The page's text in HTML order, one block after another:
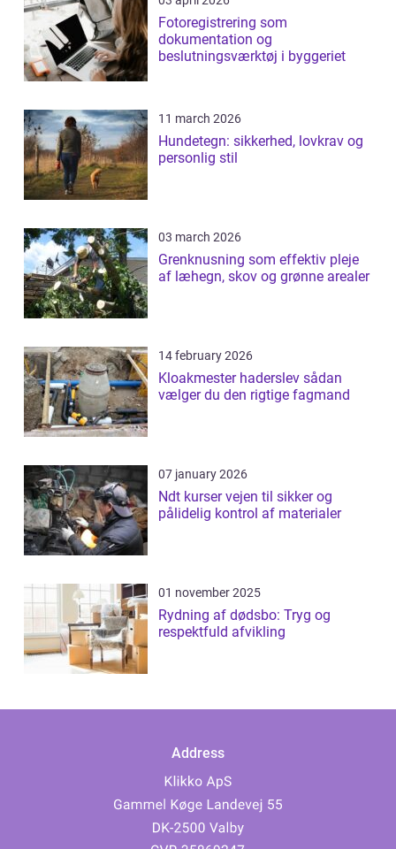
Fotoregistrering som
dokumentation og
beslutningsværktøj i byggeriet
11 march 2026
Hundetegn: sikkerhed, lovkrav og
personlig stil
03 march 2026
Grenknusning som effektiv pleje
af læhegn, skov og grønne arealer
14 february 2026
Kloakmester haderslev sådan
vælger du den rigtige fagmand
07 january 2026
Ndt kurser vejen til sikker og
pålidelig kontrol af materialer
01 november 2025
Rydning af dødsbo: Tryg og
respektfuld afvikling
Address